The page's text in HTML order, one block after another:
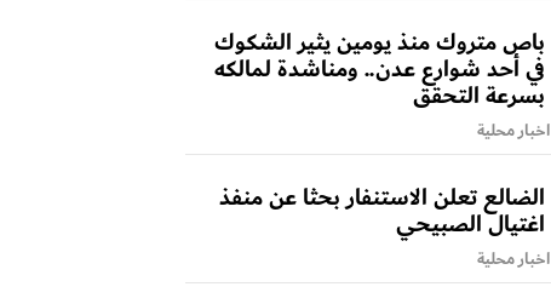
باص متروك منذ يومين يثير الشكوك
في أحد شوارع عدن.. ومناشدة لمالكه
بسرعة التحقق
اخبار محلية
الضالع تعلن الاستنفار بحثا عن منفذ
اغتيال الصبيحي
اخبار محلية